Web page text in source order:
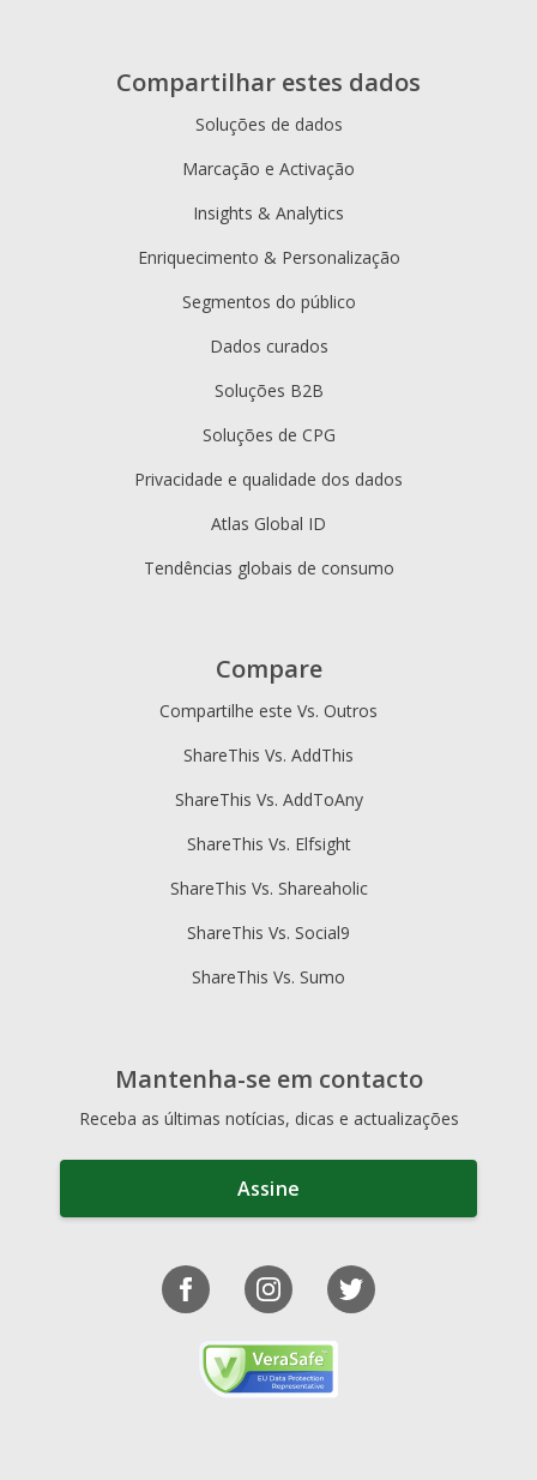
Compartilhar estes dados
Soluções de dados
Marcação e Activação
Insights & Analytics
Enriquecimento & Personalização
Segmentos do público
Dados curados
Soluções B2B
Soluções de CPG
Privacidade e qualidade dos dados
Atlas Global ID
Tendências globais de consumo
Compare
Compartilhe este Vs. Outros
ShareThis Vs. AddThis
ShareThis Vs. AddToAny
ShareThis Vs. Elfsight
ShareThis Vs. Shareaholic
ShareThis Vs. Social9
ShareThis Vs. Sumo
Mantenha-se em contacto
Receba as últimas notícias, dicas e actualizações
Assine